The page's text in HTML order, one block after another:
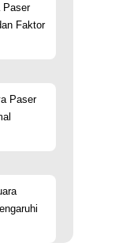
Paser
Faktor
Paser